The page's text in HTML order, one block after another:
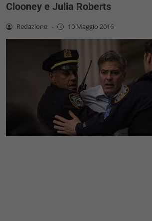
Clooney e Julia Roberts
Redazione - 10 Maggio 2016